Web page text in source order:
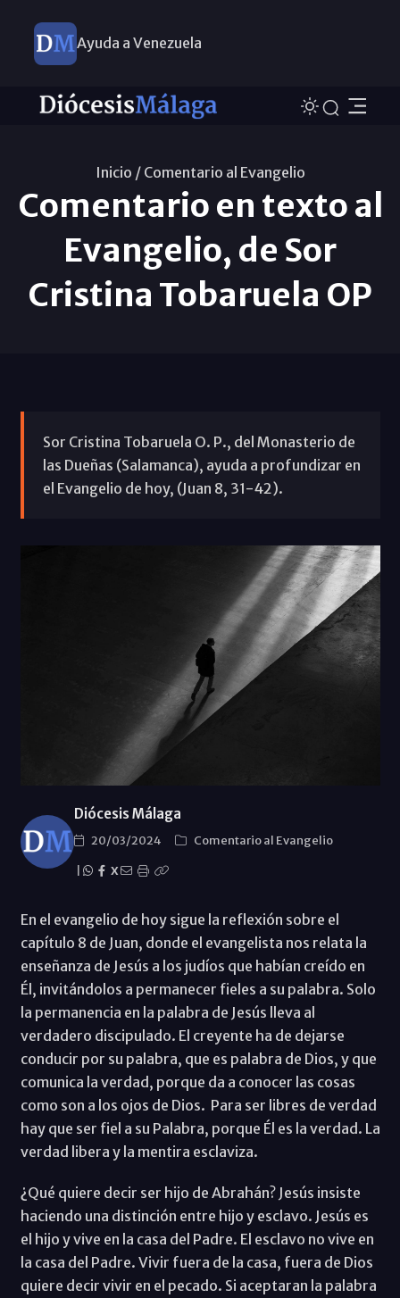
Ayuda a Venezuela
Inicio / Comentario al Evangelio
Comentario en texto al
Evangelio, de Sor
Cristina Tobaruela OP
Sor Cristina Tobaruela O. P., del Monasterio de
las Dueñas (Salamanca), ayuda a profundizar en
el Evangelio de hoy, (Juan 8, 31-42).
Diócesis Málaga
20/03/2024
Comentario al Evangelio
X
En el evangelio de hoy sigue la reflexión sobre el
capítulo 8 de Juan, donde el evangelista nos relata la
enseñanza de Jesús a los judíos que habían creído en
Él, invitándolos a permanecer fieles a su palabra. Solo
la permanencia en la palabra de Jesús lleva al
verdadero discipulado. El creyente ha de dejarse
conducir por su palabra, que es palabra de Dios, y que
comunica la verdad, porque da a conocer las cosas
como son a los ojos de Dios. Para ser libres de verdad
hay que ser fiel a su Palabra, porque Él es la verdad. La
verdad libera y la mentira esclaviza.
¿Qué quiere decir ser hijo de Abrahán? Jesús insiste
haciendo una distinción entre hijo y esclavo. Jesús es
el hijo y vive en la casa del Padre. El esclavo no vive en
la casa del Padre. Vivir fuera de la casa, fuera de Dios
quiere decir vivir en el pecado. Si aceptaran la palabra